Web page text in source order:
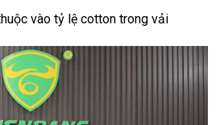
vào tỷ lệ cotton trong vải